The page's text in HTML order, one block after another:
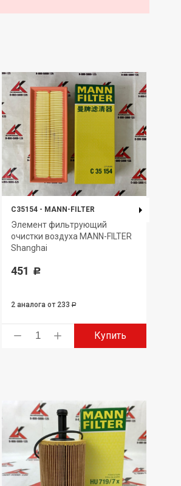
C35154 - MANN-FILTER
Элемент фильтрующий
очистки воздуха MANN-FILTER
Shanghai
451 Р
2 аналога от 233 Р
Купить